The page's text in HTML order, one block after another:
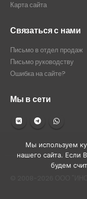
Карта сайта
Связаться с нами
Письмо в отдел продаж
Письмо руководству
Ошибка на сайте?
Мы в сети
Мы используем
нашего сайта. Если
будем